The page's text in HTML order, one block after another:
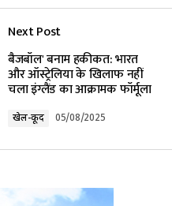
*
Next Post
बैजबॉल' बनाम हकीकत: भारत
और ऑस्ट्रेलिया के खिलाफ नहीं
चला इंग्लैंड का आक्रामक फॉर्मूला
खेल-कूद 05/08/2025